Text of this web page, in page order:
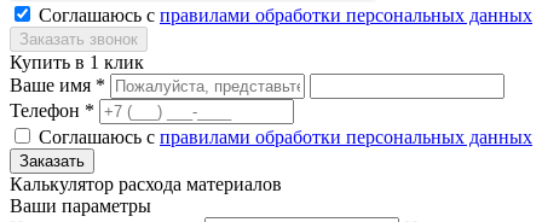
Соглашаюсь с правилами обработки персональных данных
Купить в 1 клик
Ваше имя *
Телефон *
Соглашаюсь с правилами обработки персональных данных
Калькулятор расхода материалов
Ваши параметры